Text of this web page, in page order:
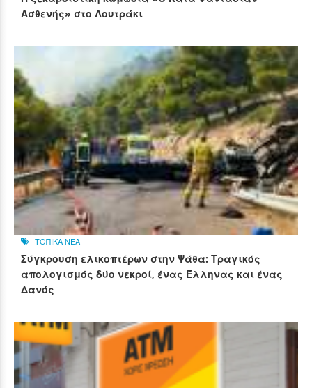
Ασθενής» στο Λουτράκι
ΤΟΠΙΚΑ ΝΕΑ
Σύγκρουση ελικοπτέρων στην Ψάθα: Τραγικός
απολογισμός δύο νεκροί, ένας Έλληνας και ένας
Δανός